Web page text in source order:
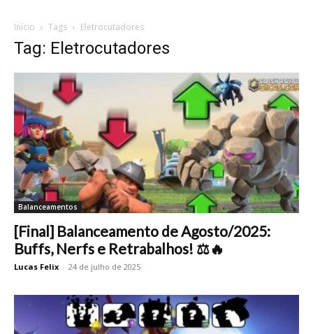
Início Tags Eletrocutadores
Tag: Eletrocutadores
Balanceamentos
[Final] Balanceamento de Agosto/2025:
Buffs, Nerfs e Retrabalhos! ⚖️🔥
Lucas Felix - 24 de julho de 2025